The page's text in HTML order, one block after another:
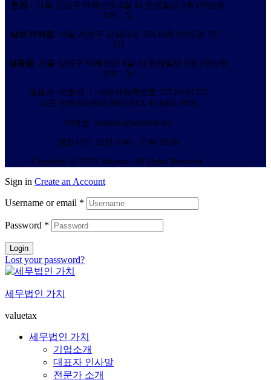
본점 : 서울 강남구 테헤란로 8길 33 청원빌딩 3층 (역삼동
828 – 5)
삼성 WM점 : 서울 서초구 강남대로 535 14층 (반포동 707 –
11)
성동점 : 서울 강남구 테헤란로 8길 33 청원빌딩 3층 (역삼동
828 – 5)
대표자: 이호석 ㅣ 사업자등록번호 757-87-01557
대표 전화 02-6952-0665 FAX 02-6952-0070
이메일: valuetax@superbiz.tax
영업시간: 오전 9:00 – 오후 18:00
Copyright ⓒ 2025 Valuetax. All Rights Reserved.
Sign in Create an Account
Username or email *
Password *
Login
Lost your password?
세무법인 가치
valuetax
세무법인 가치
기업소개
대표자 인사말
전문가 소개